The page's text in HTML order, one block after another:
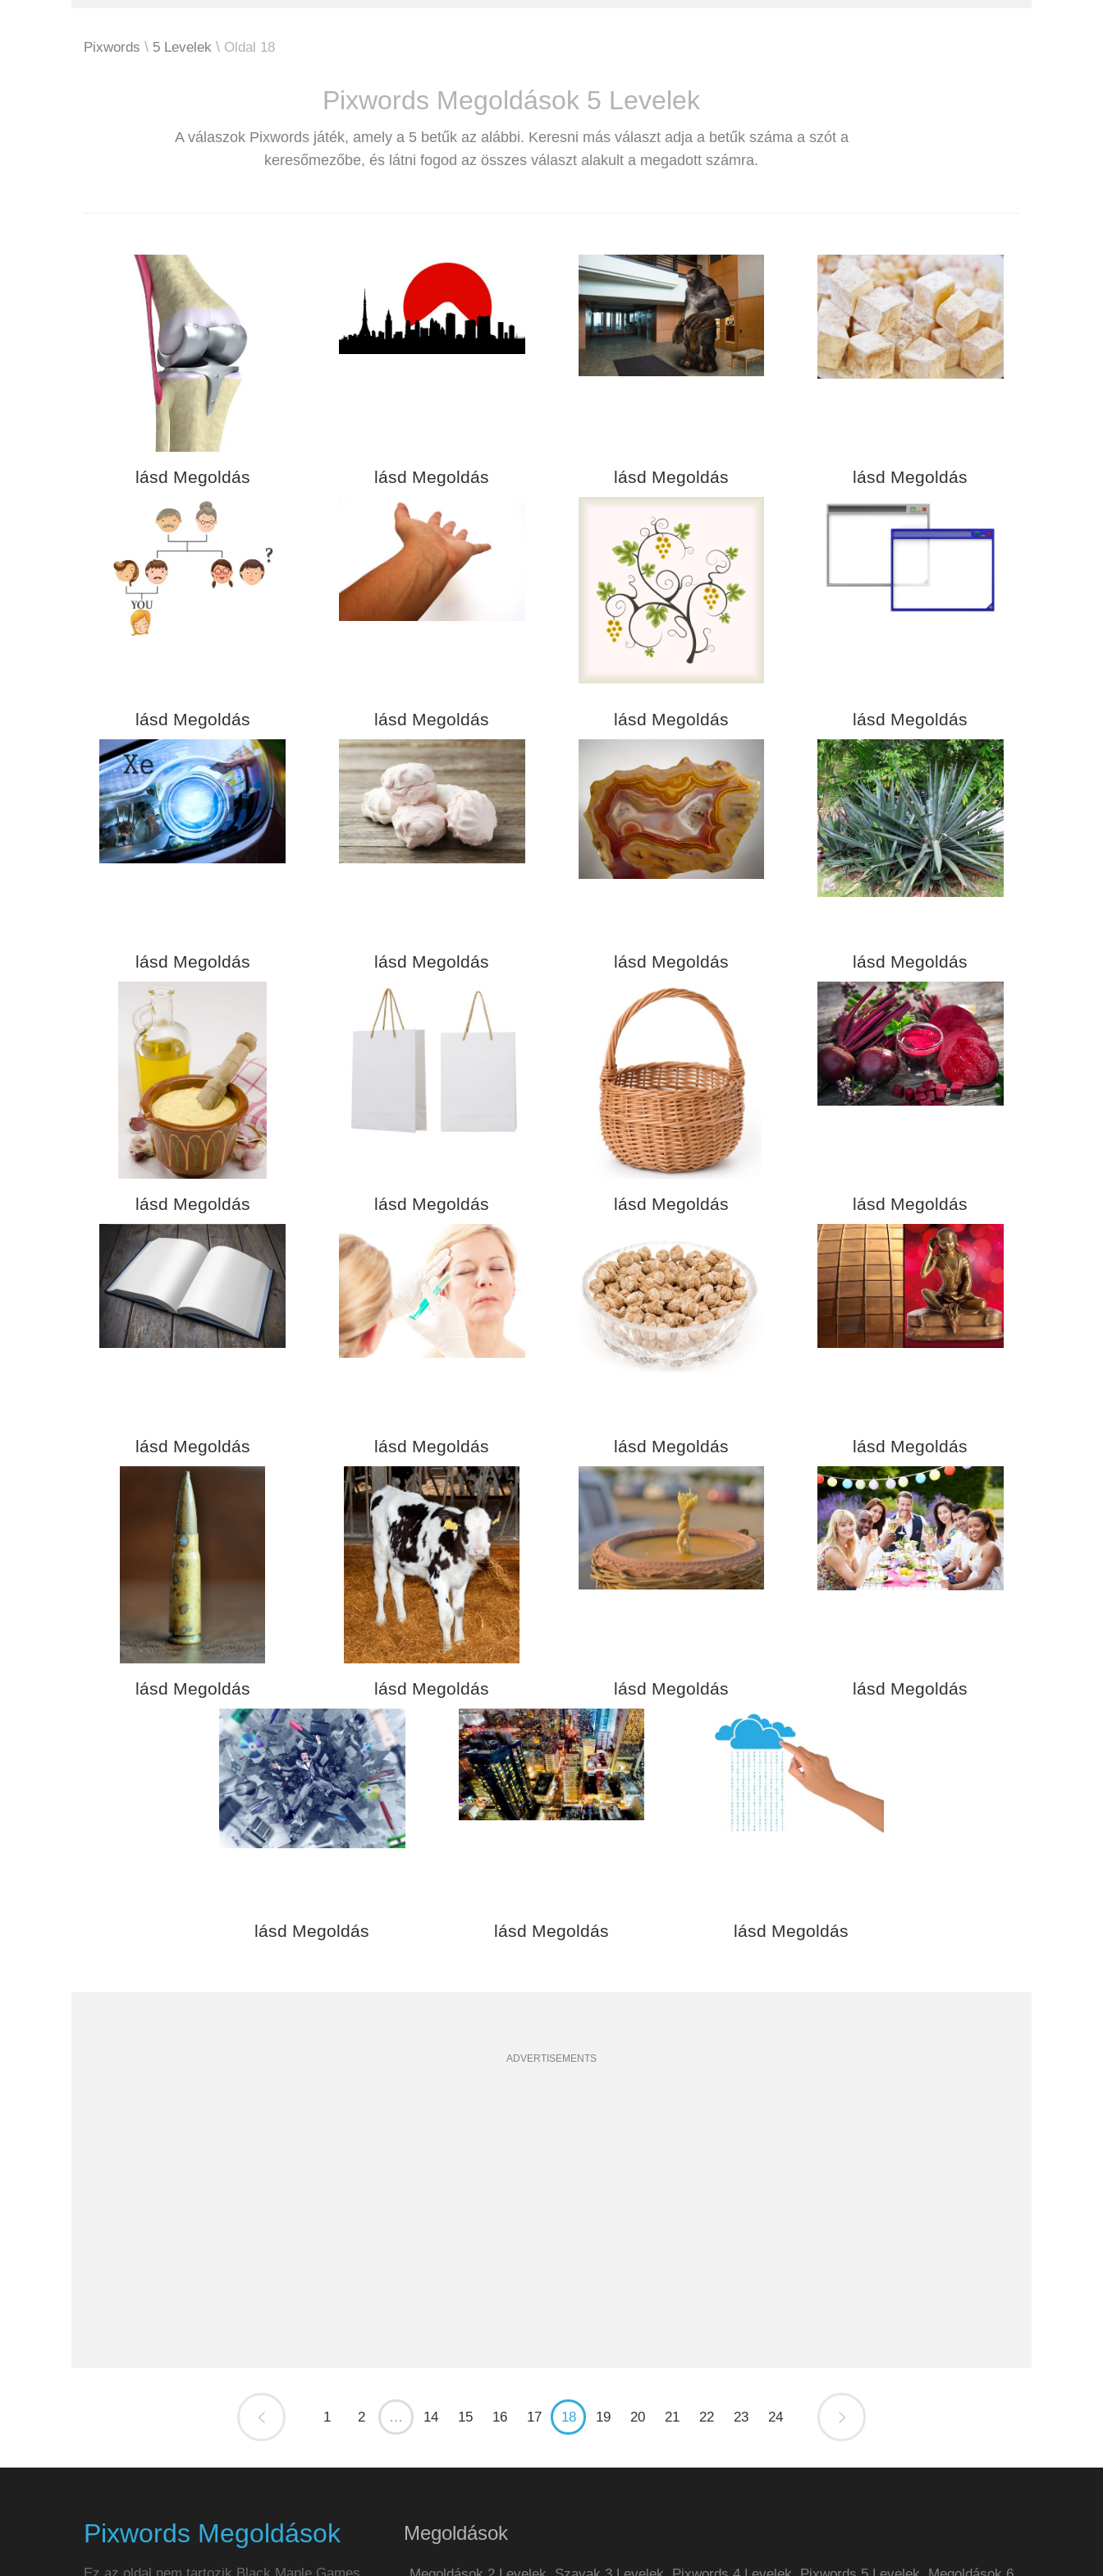
Pixwords 5 Levelek Oldal 18
Pixwords Megoldások 5 Levelek
A válaszok Pixwords játék, amely a 5 betűk az alábbi. Keresni más választ adja a betűk száma a szót a
keresőmezőbe, és látni fogod az összes választ alakult a megadott számra.
lásd Megoldás lásd Megoldás lásd Megoldás lásd Megoldás
lásd Megoldás lásd Megoldás lásd Megoldás lásd Megoldás
lásd Megoldás lásd Megoldás lásd Megoldás lásd Megoldás
lásd Megoldás lásd Megoldás lásd Megoldás lásd Megoldás
lásd Megoldás lásd Megoldás lásd Megoldás lásd Megoldás
lásd Megoldás lásd Megoldás lásd Megoldás lásd Megoldás
lásd Megoldás lásd Megoldás lásd Megoldás
ADVERTISEMENTS
1 2 … 14 15 16 17 18 19 20 21 22 23 24
Pixwords Megoldások Megoldások